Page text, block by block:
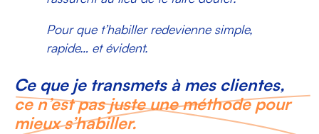
Pour que t’habiller redevienne simple,
rapide… et évident.
Ce que je transmets à mes clientes,
ce n’est pas juste une méthode pour
mieux s’habiller.